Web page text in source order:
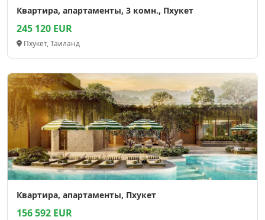
Квартира, апартаменты, 3 комн., Пхукет
245 120 EUR
Пхукет, Таиланд
Квартира, апартаменты, Пхукет
156 592 EUR